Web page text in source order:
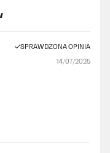
SPRAWDZONA OPINIA
14/07/2025